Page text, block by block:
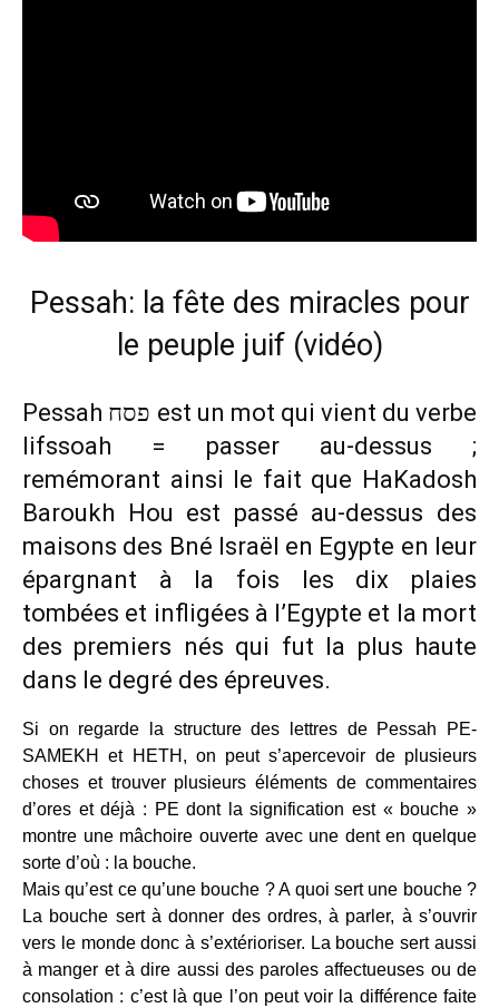
Pessah: la fête des miracles pour
le peuple juif (vidéo)
Pessah
est un mot qui vient du verbe
lifssoah = passer au-dessus ;
remémorant ainsi le fait que HaKadosh
Baroukh Hou est passé au-dessus des
maisons des Bné Israël en Egypte en leur
épargnant à la fois les dix plaies
tombées et infligées à l’Egypte et la mort
des premiers nés qui fut la plus haute
dans le degré des épreuves.
Si on regarde la structure des lettres de Pessah PE-
SAMEKH et HETH, on peut s’apercevoir de plusieurs
choses et trouver plusieurs éléments de commentaires
d’ores et déjà : PE dont la signification est « bouche »
montre une mâchoire ouverte avec une dent en quelque
sorte d’où : la bouche.
Mais qu’est ce qu’une bouche ? A quoi sert une bouche ?
La bouche sert à donner des ordres, à parler, à s’ouvrir
vers le monde donc à s’extérioriser. La bouche sert aussi
à manger et à dire aussi des paroles affectueuses ou de
consolation : c’est là que l’on peut voir la différence faite